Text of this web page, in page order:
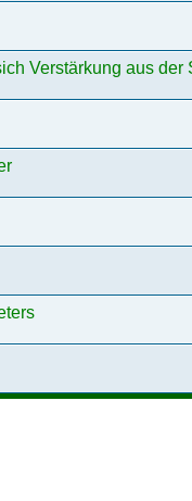
Verstärkung aus der